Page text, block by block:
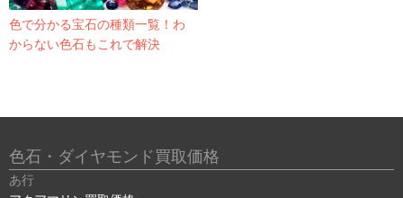
色で分かる宝石の種類一覧！わ
からない色石もこれで解決
色石・ダイヤモンド買取価格
あ行